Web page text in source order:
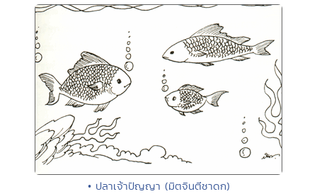
• ปลาเจ้าปัญญา (มิตจินตีชาดก)